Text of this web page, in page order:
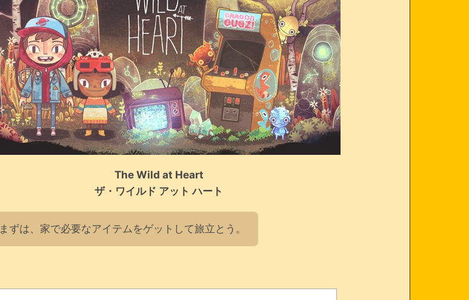
The Wild at Heart
ザ・ワイルド アット ハート
まずは、家で必要なアイテムをゲットして旅立とう。